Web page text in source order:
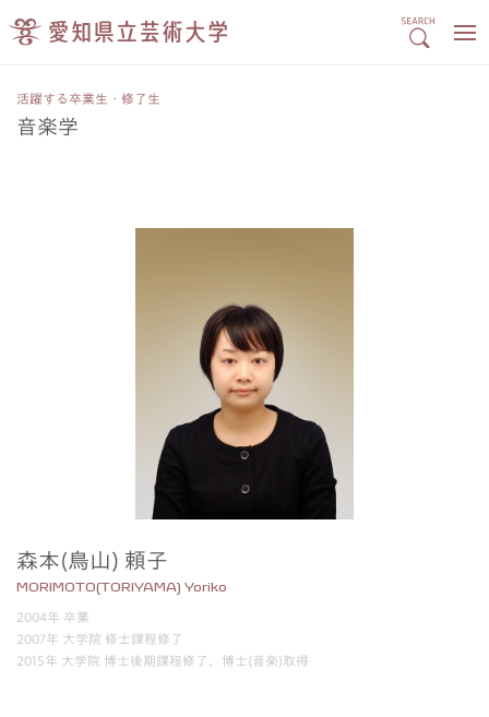
活躍する卒業生・修了生
音楽学
森本(鳥山) 頼子
MORIMOTO(TORIYAMA) Yoriko
2004年 卒業
2007年 大学院 修士課程修了
2015年 大学院 博士後期課程修了、博士(音楽)取得